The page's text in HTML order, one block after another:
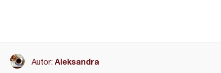
Autor: Aleksandra